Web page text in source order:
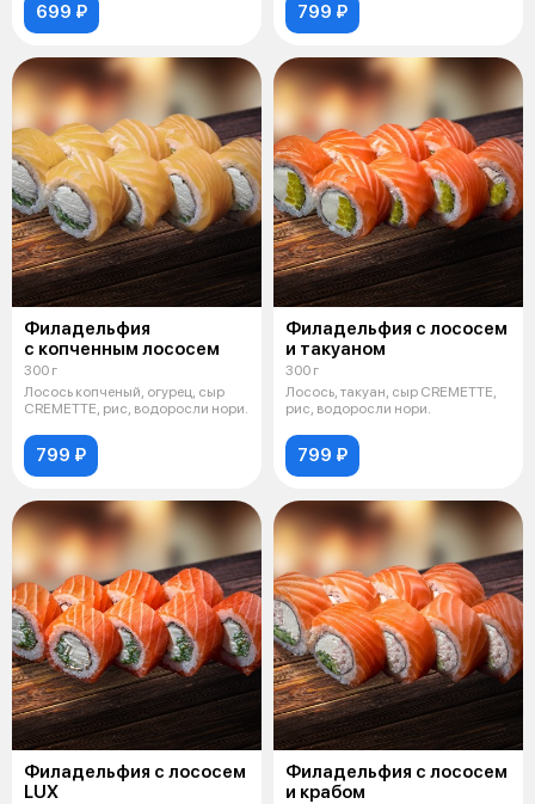
699 ₽ 799 ₽
Филадельфия
с копченным лососем
300 г
Лосось копченый, огурец, сыр
CREMETTE, рис, водоросли нори.
799 ₽
Филадельфия с лососем
и такуаном
300 г
Лосось, такуан, сыр CREMETTE,
рис, водоросли нори.
799 ₽
Филадельфия с лососем
LUX
Филадельфия с лососем
и крабом